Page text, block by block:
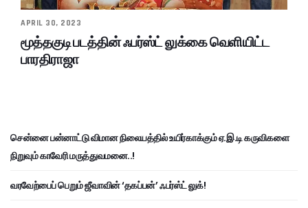
APRIL 30, 2023
மூத்தகுடி படத்தின் ஃபர்ஸ்ட் லுக்கை வெளியிட்ட
பாரதிராஜா
சென்னை பன்னாட்டு விமான நிலையத்தில் உயிர்காக்கும் ஏ.இ.டி கருவிகளை
நிறுவும் காவேரி மருத்துவமனை..!
வரவேற்பைப் பெறும் ஜீவாவின் ‘தகப்பன்’ ஃபர்ஸ்ட் லுக்!